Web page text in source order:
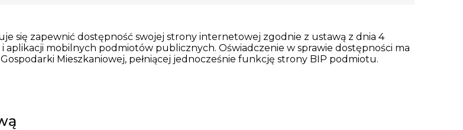
się zapewnić dostępność swojej strony internetowej zgodnie z ustawą z dnia 4
mobilnych podmiotów publicznych. Oświadczenie w sprawie dostępności ma
Gospodarki Mieszkaniowej, pełniącej jednocześnie funkcję strony BIP podmiotu.